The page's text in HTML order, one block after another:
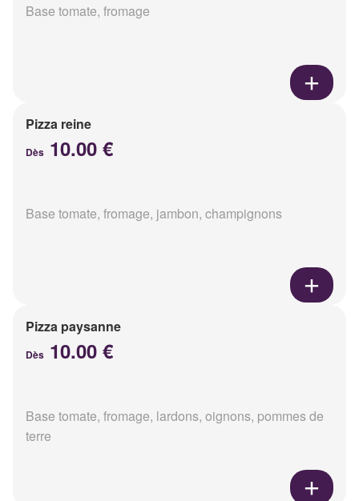
Base tomate, fromage
Pizza reine
Dès 10.00 €
Base tomate, fromage, jambon, champignons
Pizza paysanne
Dès 10.00 €
Base tomate, fromage, lardons, oignons, pommes de
terre